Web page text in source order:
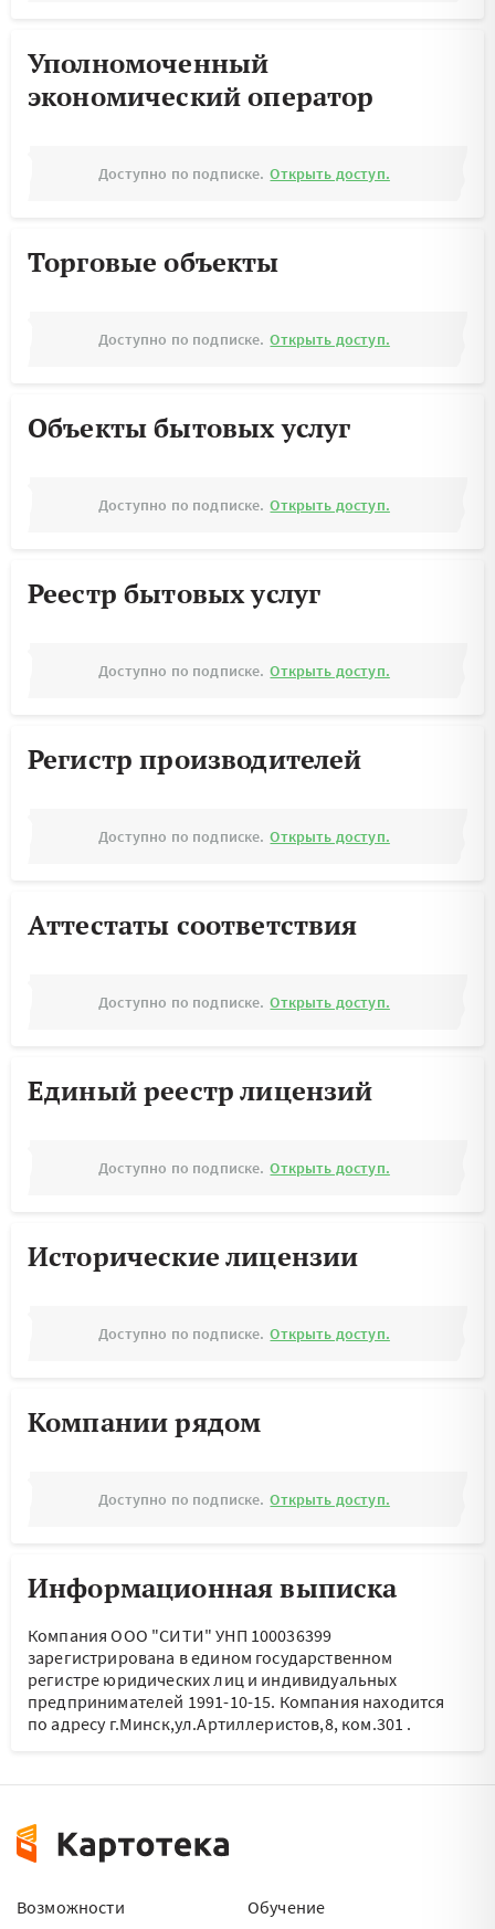
Уполномоченный
экономический оператор
Доступно по подписке. Открыть доступ.
Торговые объекты
Доступно по подписке. Открыть доступ.
Объекты бытовых услуг
Доступно по подписке. Открыть доступ.
Реестр бытовых услуг
Доступно по подписке. Открыть доступ.
Регистр производителей
Доступно по подписке. Открыть доступ.
Аттестаты соответствия
Доступно по подписке. Открыть доступ.
Единый реестр лицензий
Доступно по подписке. Открыть доступ.
Исторические лицензии
Доступно по подписке. Открыть доступ.
Компании рядом
Доступно по подписке. Открыть доступ.
Информационная выписка
Компания ООО "СИТИ" УНП 100036399
зарегистрирована в едином государственном
регистре юридических лиц и индивидуальных
предпринимателей 1991-10-15. Компания находится
по адресу г.Минск,ул.Артиллеристов,8, ком.301 .
Возможности
Обучение